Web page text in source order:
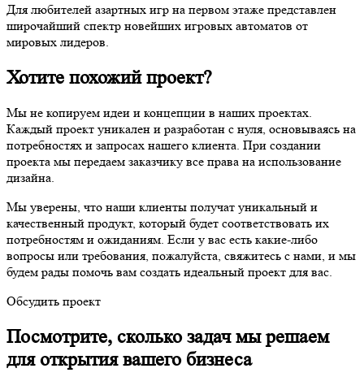
Для любителей азартных игр на первом этаже представлен
широчайший спектр новейших игровых автоматов от
мировых лидеров.
Хотите похожий проект?
Мы не копируем идеи и концепции в наших проектах.
Каждый проект уникален и разработан с нуля, основываясь на
потребностях и запросах нашего клиента. При создании
проекта мы передаем заказчику все права на использование
дизайна.
Мы уверены, что наши клиенты получат уникальный и
качественный продукт, который будет соответствовать их
потребностям и ожиданиям. Если у вас есть какие-либо
вопросы или требования, пожалуйста, свяжитесь с нами, и мы
будем рады помочь вам создать идеальный проект для вас.
Обсудить проект
Посмотрите, сколько задач мы решаем
для открытия вашего бизнеса